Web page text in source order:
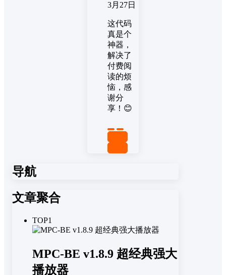
3月27日
这代码
真是个
神器，
解决了
付费阅
读的烦
恼，感
谢分
享！😊
导航
文章聚合
TOP1
MPC-BE v1.8.9 超经典强大
播放器